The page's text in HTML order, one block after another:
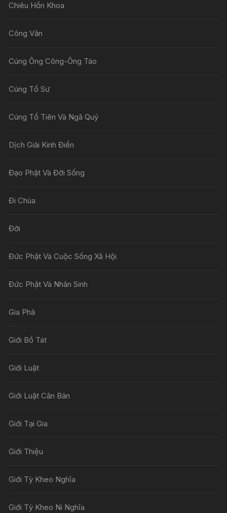
Chiêu Hồn Khoa
Công Văn
Cúng Ông Công-Ông Táo
Cúng Tổ Sư
Cúng Tổ Tiên Và Ngã Quỷ
Dịch Giải Kinh Điển
Đạo Phật Và Đời Sống
Đi Chùa
Đời
Đức Phật Và Cuộc Sống Xã Hội
Đức Phật Và Nhân Sinh
Gia Phả
Giới Bồ Tát
Giới Luật
Giới Luật Căn Bản
Giới Tại Gia
Giới Thiệu
Giới Tỳ Kheo Nghĩa
Giới Tỳ Kheo Ni Nghĩa